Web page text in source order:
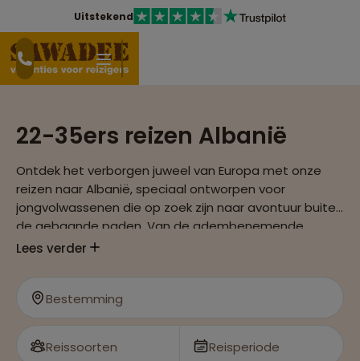
Uitstekend
22-35ers reizen Albanië
Ontdek het verborgen juweel van Europa met onze
reizen naar Albanië, speciaal ontworpen voor
jongvolwassenen die op zoek zijn naar avontuur buiten
de gebaande paden. Van de adembenemende
Albanese Rivièra tot de oude steden vol geschiedenis,
Lees verder
Bestemming
Reissoorten Reisperiode